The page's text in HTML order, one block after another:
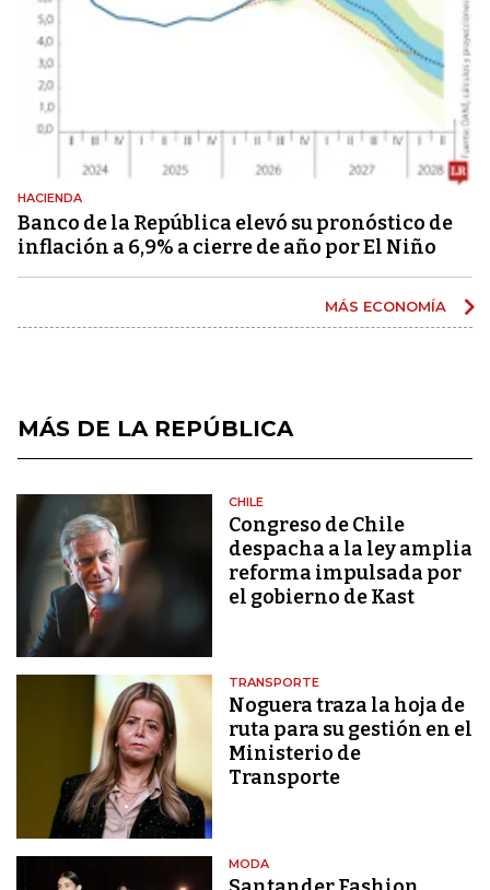
HACIENDA
Banco de la República elevó su pronóstico de
inflación a 6,9% a cierre de año por El Niño
MÁS ECONOMÍA
MÁS DE LA REPÚBLICA
CHILE
Congreso de Chile
despacha a la ley amplia
reforma impulsada por
el gobierno de Kast
TRANSPORTE
Noguera traza la hoja de
ruta para su gestión en el
Ministerio de
Transporte
MODA